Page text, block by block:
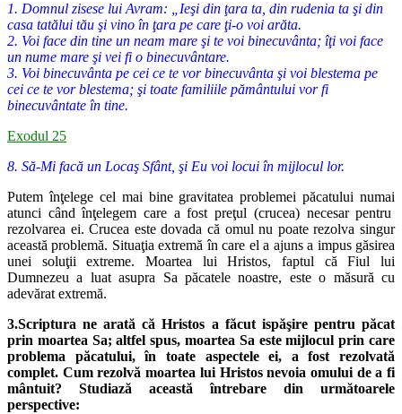
1. Domnul zisese lui Avram: „Ieşi din ţara ta, din rudenia ta şi din
casa tatălui tău şi vino în ţara pe care ţi-o voi arăta.
2. Voi face din tine un neam mare şi te voi binecuvânta; îţi voi face
un nume mare şi vei fi o binecuvântare.
3. Voi binecuvânta pe cei ce te vor binecuvânta şi voi blestema pe
cei ce te vor blestema; şi toate familiile pământului vor fi
binecuvântate în tine.
Exodul 25
8. Să-Mi facă un Locaş Sfânt, şi Eu voi locui în mijlocul lor.
Putem înţelege cel mai bine gravitatea problemei păcatului numai
atunci când înţelegem care a fost preţul (crucea) necesar pentru
rezolvarea ei. Crucea este dovada că omul nu poate rezolva singur
această problemă. Situaţia extremă în care el a ajuns a impus găsirea
unei soluţii extreme. Moartea lui Hristos, faptul că Fiul lui
Dumnezeu a luat asupra Sa păcatele noastre, este o măsură cu
adevărat extremă.
3.Scriptura ne arată că Hristos a făcut ispăşire pentru păcat
prin moartea Sa; altfel spus, moartea Sa este mijlocul prin care
problema păcatului,în toate aspectele ei, a fost rezolvată
complet. Cum rezolvă moartea luiHristos nevoia omului de a fi
mântuit? Studiază această întrebare din următoarele
perspective: